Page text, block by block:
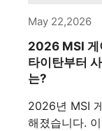
May 22,2026
2026 MSI 게
타이탄부터
는?
2026년 MSI
해졌습니다.